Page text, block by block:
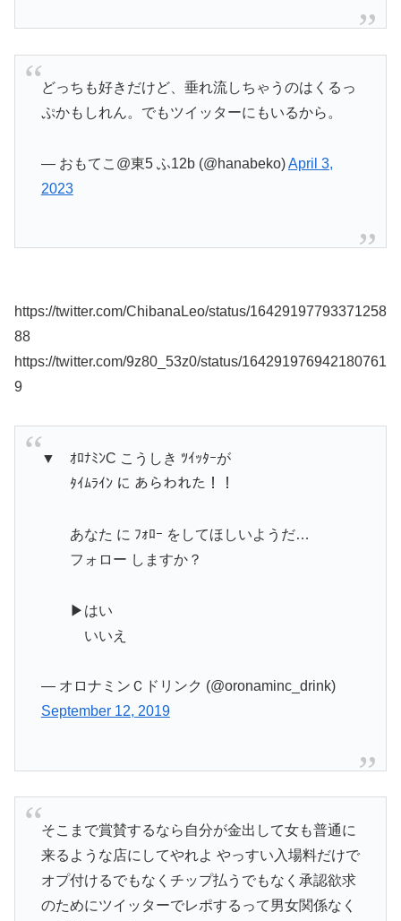
どっちも好きだけど、垂れ流しちゃうのはくるっ
ぷかもしれん。でもツイッターにもいるから。
— おもてこ@東5 ふ12b (@hanabeko)April 3,
2023
https://twitter.com/ChibanaLeo/status/16429197793371258
88
https://twitter.com/9z80_53z0/status/164291976942180761
9
▼ ｵﾛﾅﾐﾝC こうしき ﾂｲｯﾀｰが
ﾀｲﾑﾗｲﾝ に あらわれた！！
あなた に ﾌｫﾛｰ をしてほしいようだ…
フォロー しますか？
▶はい
いいえ
— オロナミンＣドリンク (@oronaminc_drink)
September 12, 2019
そこまで賞賛するなら自分が金出して女も普通に
来るような店にしてやれよ やっすい入場料だけで
オプ付けるでもなくチップ払うでもなく承認欲求
のためにツイッターでレポするって男女関係なく